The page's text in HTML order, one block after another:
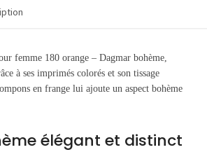
femme 180 orange – Dagmar bohème,
à ses imprimés colorés et son tissage
en frange lui ajoute un aspect bohème
élégant et distinct